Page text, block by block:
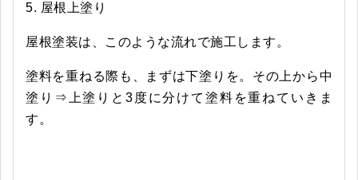
屋根上塗り
屋根塗装は、このような流れで施工します。
塗料を重ねる際も、まずは下塗りを。その上から中
塗り⇒上塗りと3度に分けて塗料を重ねていきま
す。